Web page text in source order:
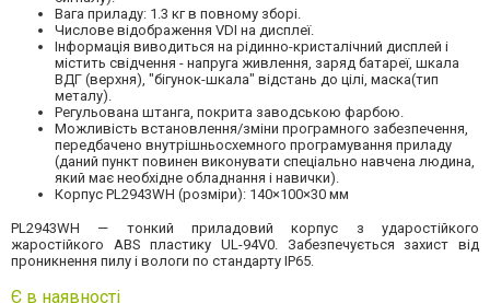
Вага приладу: 1.3 кг в повному зборі.
Числове відображення VDI на дисплеї.
Інформація виводиться на рідинно-кристалічний дисплей і
містить свідчення - напруга живлення, заряд батареї, шкала
ВДГ (верхня), "бігунок-шкала" відстань до цілі, маска(тип
металу).
Регульована штанга, покрита заводською фарбою.
Можливість встановлення/зміни програмного забезпечення,
передбачено внутрішньосхемного програмування приладу
(даний пункт повинен виконувати спеціально навчена людина,
який має необхідне обладнання і навички).
Корпус PL2943WH (розміри): 140×100×30 мм
PL2943WH — тонкий приладовий корпус з ударостійкого
жаростійкого ABS пластику UL-94V0. Забезпечується захист від
проникнення пилу і вологи по стандарту IP65.
Є в наявності